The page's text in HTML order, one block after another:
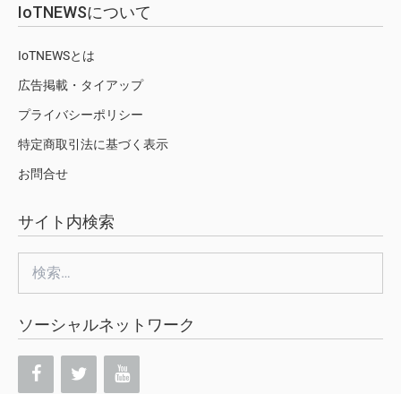
IoTNEWSについて
IoTNEWSとは
広告掲載・タイアップ
プライバシーポリシー
特定商取引法に基づく表示
お問合せ
サイト内検索
索:
ソーシャルネットワーク